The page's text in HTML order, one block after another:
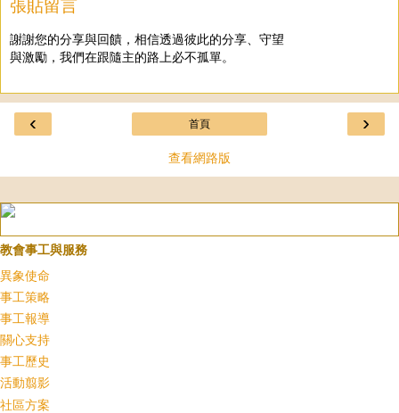
張貼留言
謝謝您的分享與回饋，相信透過彼此的分享、守望
與激勵，我們在跟隨主的路上必不孤單。
‹ ›
首頁
查看網路版
教會事工與服務
異象使命
事工策略
事工報導
關心支持
事工歷史
活動翦影
社區方案